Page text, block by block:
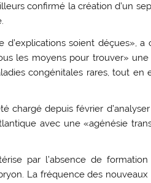
confirmé la création d’un
soient déçues»,
les moyens pour trouver»
congénitales rares, tout
chargé depuis février
avec une «agénésie
par l’absence de formation
La fréquence des